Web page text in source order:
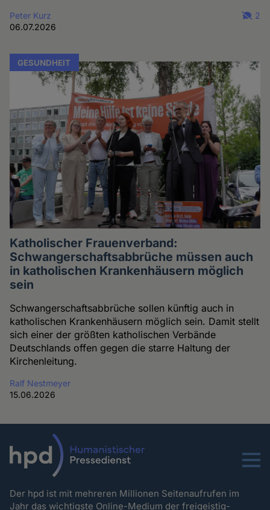
Peter Kurz
06.07.2026
2
GESUNDHEIT
Katholischer Frauenverband:
Schwangerschaftsabbrüche müssen auch
in katholischen Krankenhäusern möglich
sein
Schwangerschaftsabbrüche sollen künftig auch in
katholischen Krankenhäusern möglich sein. Damit stellt
sich einer der größten katholischen Verbände
Deutschlands offen gegen die starre Haltung der
Kirchenleitung.
Ralf Nestmeyer
15.06.2026
Menu
Der hpd ist mit mehreren Millionen Seitenaufrufen im
Jahr das wichtigste Online-Medium der freigeistig-